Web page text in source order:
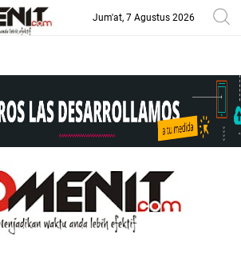
Jum'at, 7 Agustus 2026